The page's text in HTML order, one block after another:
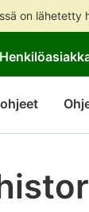
on lähetetty